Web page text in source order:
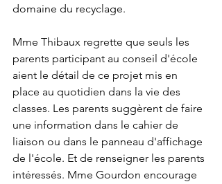
domaine du recyclage.
Mme Thibaux regrette que seuls les
parents participant au conseil d'école
aient le détail de ce projet mis en
place au quotidien dans la vie des
classes. Les parents suggèrent de faire
une information dans le cahier de
liaison ou dans le panneau d'affichage
de l'école. Et de renseigner les parents
intéressés. Mme Gourdon encourage